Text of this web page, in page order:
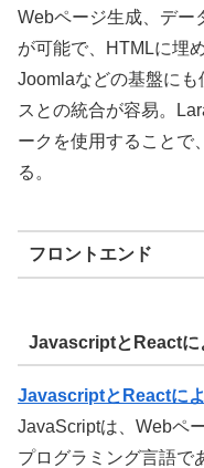
Webページ生成、デー
が可能で、HTMLに埋
Joomlaなどの基盤に
スとの統合が容易。
ークを使用することで
る。
フロントエンド
JavascriptとReactに
JavascriptとReactに
JavaScriptは、Webペ
プログラミング言語で